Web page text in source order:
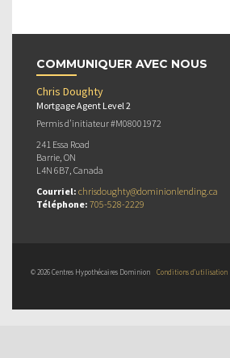
COMMUNIQUER AVEC NOUS
Chris Doughty
Mortgage Agent Level 2
Permis d’initiateur #M08001972
241 Essa Road
Barrie, ON
L4N 6B7, Canada
Courriel: chrisdoughty@dominionlending.ca
Téléphone: 705-528-2229
© 2026 Centres Hypothécaires Dominion Conditions d’utilisation